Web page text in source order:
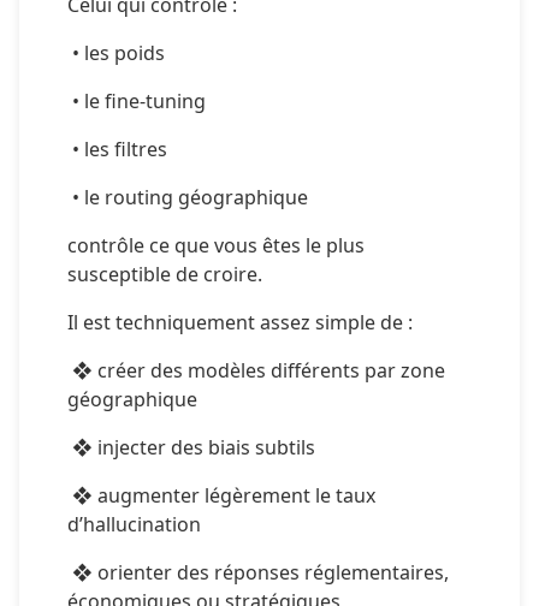
• les poids
• le fine-tuning
• les filtres
• le routing géographique
contrôle ce que vous êtes le plus
susceptible de croire.
Il est techniquement assez simple de :
géographique
❖ injecter des biais subtils
d’hallucination
économiques ou stratégiques